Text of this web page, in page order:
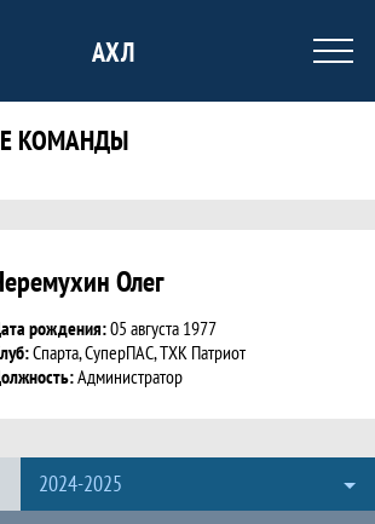
АХЛ
КОМАНДЫ
Олег
рождения:05 августа 1977
Спарта, СуперПАС, ТХК Патриот
Администратор
2024-2025